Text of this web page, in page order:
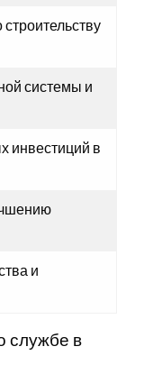
системы и
инвестиций в
и
службе в